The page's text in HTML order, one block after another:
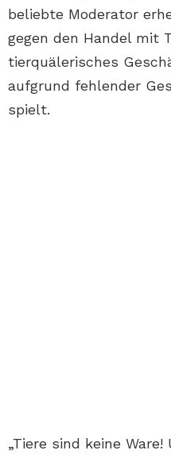
beliebte Moderator
gegen den Handel mit
tierquälerisches
aufgrund fehlender
spielt.
„Tiere sind keine